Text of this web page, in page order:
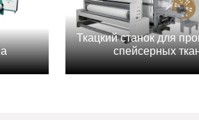
Ткацкий станок для
спейсерных